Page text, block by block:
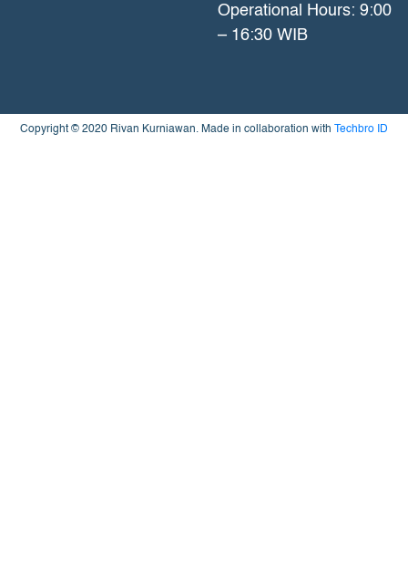
Operational Hours: 9:00
– 16:30 WIB
Copyright © 2020 Rivan Kurniawan. Made in collaboration with Techbro ID